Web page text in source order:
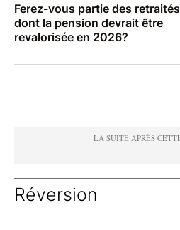
Ferez-vous partie des retraités
dont la pension devrait être
revalorisée en 2026?
Réversion